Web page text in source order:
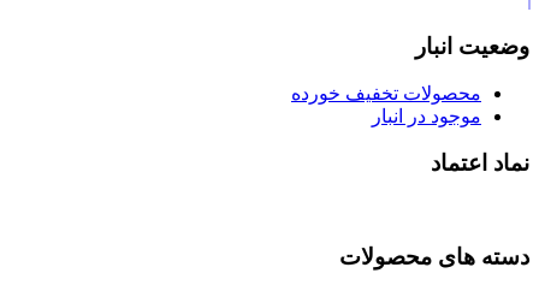
وضعیت انبار
محصولات تخفیف خورده
موجود در انبار
نماد اعتماد
دسته های محصولات